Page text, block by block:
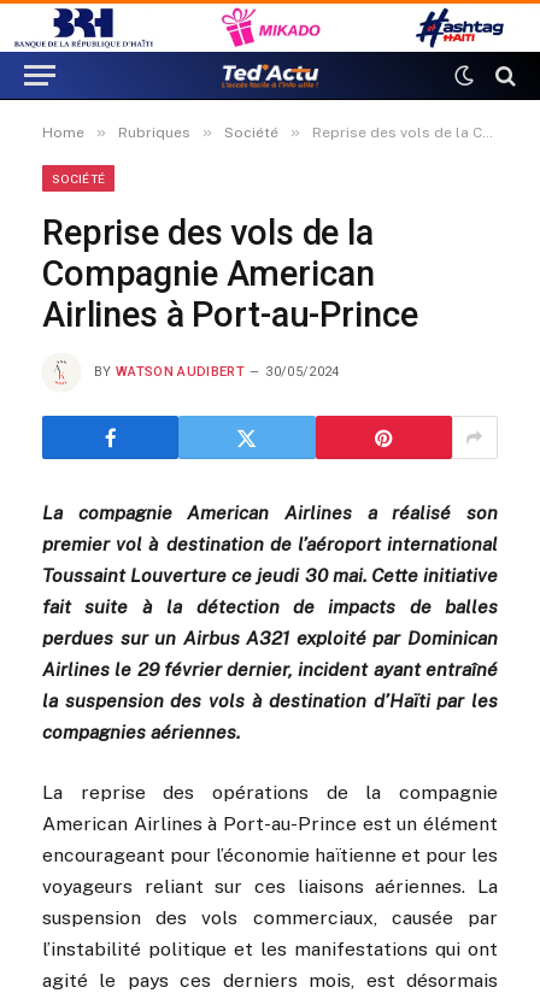
Home » Rubriques » Société » Reprise des vols de la Compagnie American Airlines à Port-au-Prince
SOCIÉTÉ
Reprise des vols de la
Compagnie American
Airlines à Port-au-Prince
BY WATSON AUDIBERT 30/05/2024
La compagnie American Airlines a réalisé son
premier vol à destination de l’aéroport international
Toussaint Louverture ce jeudi 30 mai. Cette initiative
fait suite à la détection de impacts de balles
perdues sur un Airbus A321 exploité par Dominican
Airlines le 29 février dernier, incident ayant entraîné
la suspension des vols à destination d’Haïti par les
compagnies aériennes.
La reprise des opérations de la compagnie
American Airlines à Port-au-Prince est un élément
encourageant pour l’économie haïtienne et pour les
voyageurs reliant sur ces liaisons aériennes. La
suspension des vols commerciaux, causée par
l’instabilité politique et les manifestations qui ont
agité le pays ces derniers mois, est désormais